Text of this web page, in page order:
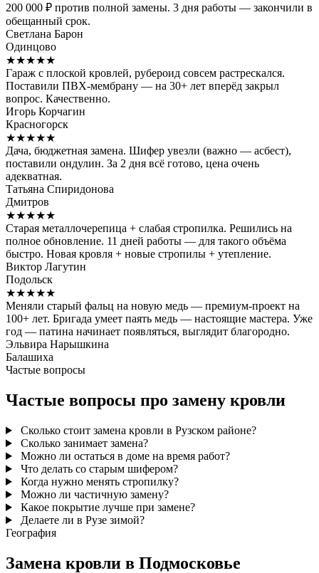
200 000 ₽ против полной замены. 3 дня работы — закончили в
обещанный срок.
Светлана Барон
Одинцово
★★★★★
Гараж с плоской кровлей, рубероид совсем растрескался.
Поставили ПВХ-мембрану — на 30+ лет вперёд закрыл
вопрос. Качественно.
Игорь Корчагин
Красногорск
★★★★★
Дача, бюджетная замена. Шифер увезли (важно — асбест),
поставили ондулин. За 2 дня всё готово, цена очень
адекватная.
Татьяна Спиридонова
Дмитров
★★★★★
Старая металлочерепица + слабая стропилка. Решились на
полное обновление. 11 дней работы — для такого объёма
быстро. Новая кровля + новые стропилы + утепление.
Виктор Лагутин
Подольск
★★★★★
Меняли старый фальц на новую медь — премиум-проект на
100+ лет. Бригада умеет паять медь — настоящие мастера. Уже
год — патина начинает появляться, выглядит благородно.
Эльвира Нарышкина
Балашиха
Частые вопросы
Частые вопросы про замену кровли
Сколько стоит замена кровли в Рузском районе?
Сколько занимает замена?
Можно ли остаться в доме на время работ?
Что делать со старым шифером?
Когда нужно менять стропилку?
Можно ли частичную замену?
Какое покрытие лучше при замене?
Делаете ли в Рузе зимой?
География
Замена кровли в Подмосковье